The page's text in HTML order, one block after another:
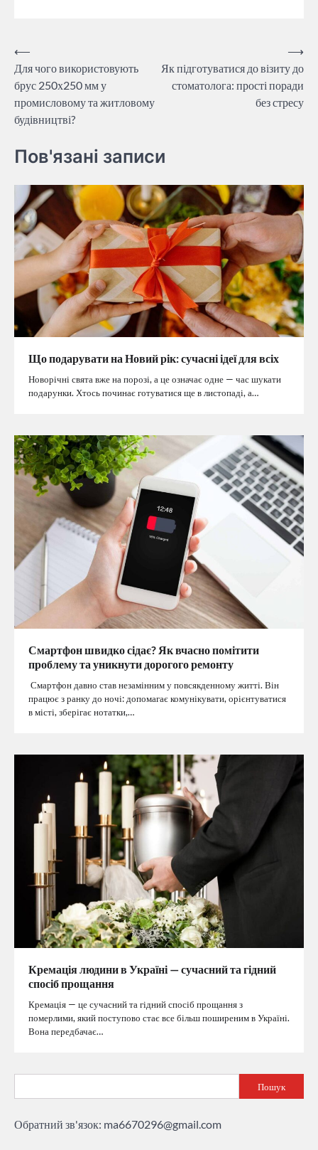
Навігація
записів
⟵
Для чого використовують
брус 250х250 мм у
промисловому та житловому
будівництві?
Як підготуватися до візиту до
стоматолога: прості поради
без стресу
⟶
Пов'язані записи
Що подарувати на Новий рік: сучасні ідеї для всіх
Новорічні свята вже на порозі, а це означає одне — час шукати
подарунки. Хтось починає готуватися ще в листопаді, а…
Смартфон швидко сідає? Як вчасно помітити
проблему та уникнути дорогого ремонту
Смартфон давно став незамінним у повсякденному житті. Він
працює з ранку до ночі: допомагає комунікувати, орієнтуватися
в місті, зберігає нотатки,…
Кремація людини в Україні — сучасний та гідний
спосіб прощання
Кремація — це сучасний та гідний спосіб прощання з
померлими, який поступово стає все більш поширеним в Україні.
Вона передбачає…
Пошук
Обратний зв'язок: ma6670296@gmail.com